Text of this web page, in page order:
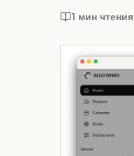
1 мин чтения